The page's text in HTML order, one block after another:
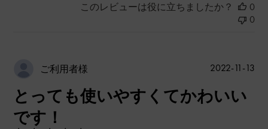
このレビューは役に立ちましたか？
0
0
ご利用者様
とっても使いやすくてかわいい
です！
公
2022-11-13